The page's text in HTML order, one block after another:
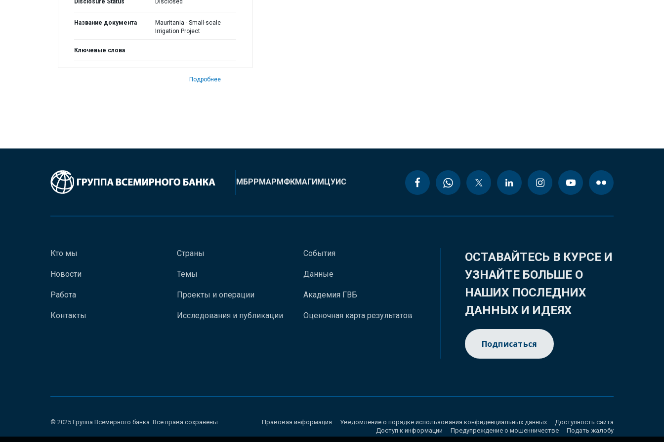
Disclosure Status Disclosed
Название документа
Mauritania - Small-scale
Irrigation Project
Ключевые слова
Подробнее
МБРРМАРМФКМАГИМЦУИС
Кто мы
Новости
Работа
Контакты
Страны
Темы
Проекты и операции
Исследования и публикации
События
Данные
Академия ГВБ
Оценочная карта результатов
ОСТАВАЙТЕСЬ В КУРСЕ И
УЗНАЙТЕ БОЛЬШЕ О
НАШИХ ПОСЛЕДНИХ
ДАННЫХ И ИДЕЯХ
Подписаться
© 2025 Группа Всемирного банка. Все права сохранены. Правовая информация Уведомление о порядке использования конфиденциальных данных
Доступность сайта
Доступ к информации
Предупреждение о мошенничестве Подать жалобу